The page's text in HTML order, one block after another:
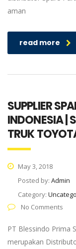
aman
read more
SUPPLIER
INDONESIA |
TRUK
May 3, 2018
Posted by: Admin
Category:
No Comments
PT Blessindo Prima
merupakan